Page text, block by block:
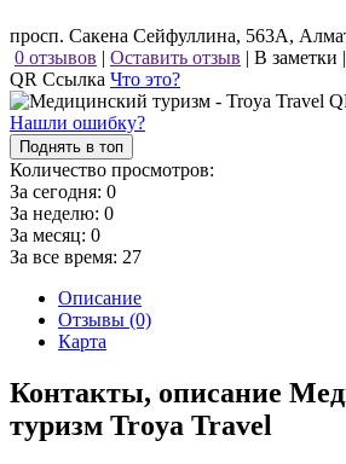
просп. Сакена Сейфуллина, 563А,
0 отзывов | Оставить отзыв | В заметки |
QR Ссылка Что это?
Нашли ошибку?
Поднять в топ
Количество просмотров:
За сегодня: 0
За неделю: 0
За месяц: 0
За все время: 27
Описание
Отзывы (0)
Карта
Контакты, описание
туризм Troya Travel